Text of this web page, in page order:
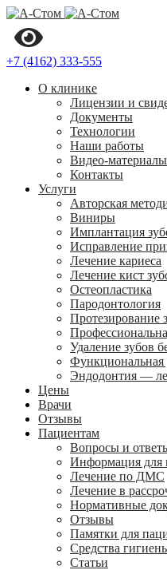
+7 (4162) 333-555
О клинике
Лицензии и
Документы
Технологии
Наши работы
Видео-материалы
Контакты
Услуги
Авторская
Виниры
Имплантация
Исправление
Лечение кариеса
Лечение кист
Остеопластика
Пародонтология
Протезирование
Удаление зубов
Функциональная
Эндодонтия —
Цены
Врачи
Отзывы
Пациентам
Вопросы и
Информация для
Лечение по ДМС
Лечение в
Нормативные
Отзывы
Памятки для
Средства
Статьи